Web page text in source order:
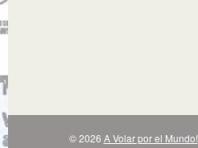
© 2026 A Volar por el Mundo!